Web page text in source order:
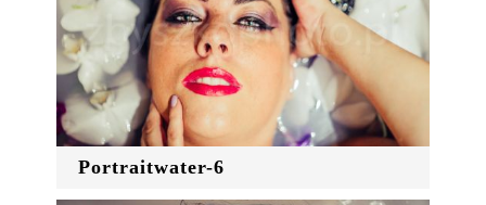
Portraitwater-6